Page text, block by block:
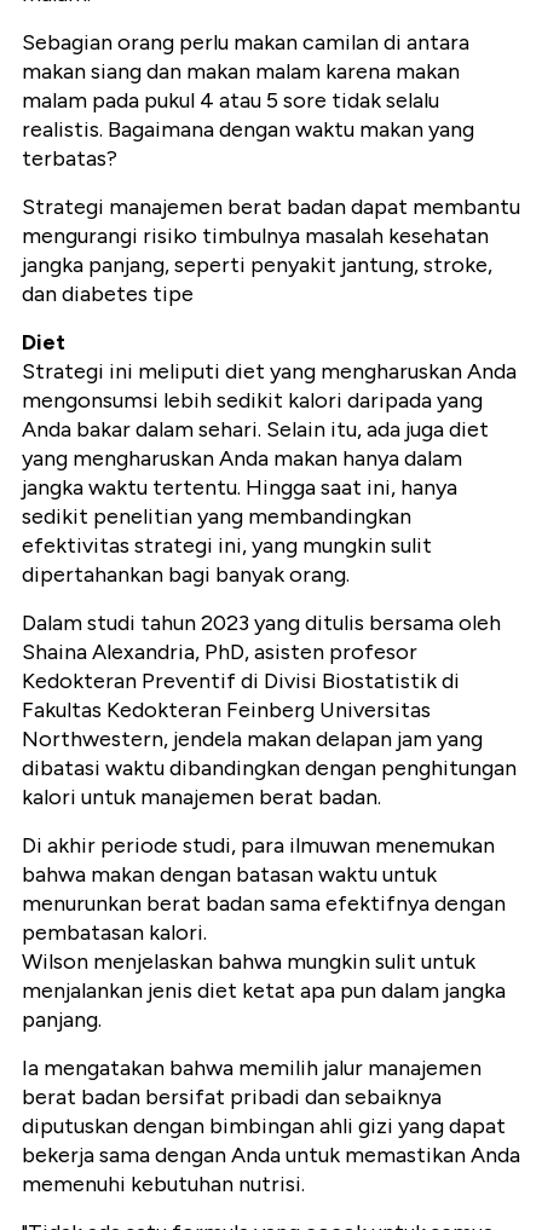
Sebagian orang perlu makan camilan di antara
makan siang dan makan malam karena makan
malam pada pukul 4 atau 5 sore tidak selalu
realistis. Bagaimana dengan waktu makan yang
terbatas?
Strategi manajemen berat badan dapat membantu
mengurangi risiko timbulnya masalah kesehatan
jangka panjang, seperti penyakit jantung, stroke,
dan diabetes tipe
Diet
Strategi ini meliputi diet yang mengharuskan Anda
mengonsumsi lebih sedikit kalori daripada yang
Anda bakar dalam sehari. Selain itu, ada juga diet
yang mengharuskan Anda makan hanya dalam
jangka waktu tertentu. Hingga saat ini, hanya
sedikit penelitian yang membandingkan
efektivitas strategi ini, yang mungkin sulit
dipertahankan bagi banyak orang.
Dalam studi tahun 2023 yang ditulis bersama oleh
Shaina Alexandria, PhD, asisten profesor
Kedokteran Preventif di Divisi Biostatistik di
Fakultas Kedokteran Feinberg Universitas
Northwestern, jendela makan delapan jam yang
dibatasi waktu dibandingkan dengan penghitungan
kalori untuk manajemen berat badan.
Di akhir periode studi, para ilmuwan menemukan
bahwa makan dengan batasan waktu untuk
menurunkan berat badan sama efektifnya dengan
pembatasan kalori.
Wilson menjelaskan bahwa mungkin sulit untuk
menjalankan jenis diet ketat apa pun dalam jangka
panjang.
Ia mengatakan bahwa memilih jalur manajemen
berat badan bersifat pribadi dan sebaiknya
diputuskan dengan bimbingan ahli gizi yang dapat
bekerja sama dengan Anda untuk memastikan Anda
memenuhi kebutuhan nutrisi.